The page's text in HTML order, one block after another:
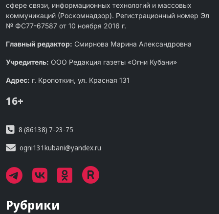
сфере связи, информационных технологий и массовых
коммуникаций (Роскомнадзор). Регистрационный номер Эл
№ ФС77-67587 от 10 ноября 2016 г.
Главный редактор: Смирнова Марина Александровна
Учредитель: ООО Редакция газеты «Огни Кубани»
Адрес: г. Кропоткин, ул. Красная 131
16+
8 (86138) 7-23-75
ogni131kubani@yandex.ru
Рубрики